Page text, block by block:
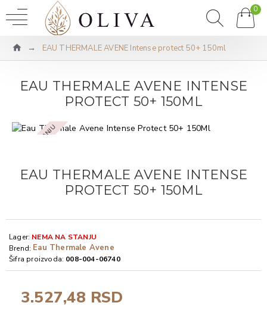
0
EAU THERMALE AVENE Intense protect 50+ 150ml
EAU THERMALE AVENE INTENSE
PROTECT 50+ 150ML
NEMA NA STANJU
EAU THERMALE AVENE INTENSE
PROTECT 50+ 150ML
3.527,48 RSD
Lager: NEMA NA STANJU
Brend: Eau Thermale Avene
Šifra proizvoda: 008-004-06740